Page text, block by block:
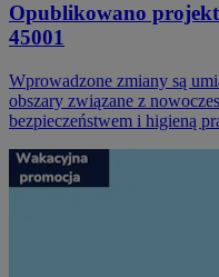
Opublikowano
45001
Wprowadzone zmiany są
obszary związane z
bezpieczeństwem i higieną